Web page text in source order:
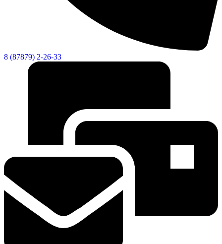
Контакты
Газета "Минги Тау"
8 (87879) 2-26-33